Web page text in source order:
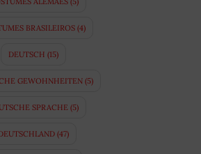
BRASILEIROS (4)
DEUTSCH (15)
GEWOHNHEITEN (5)
SPRACHE (5)
(47)